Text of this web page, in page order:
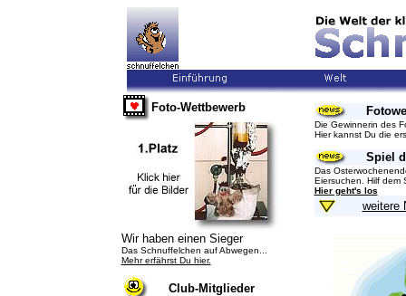
Foto-Wettbewerb
Wir haben einen Sieger
Das Schnuffelchen auf Abwegen...
Mehr erfährst Du hier.
Club-Mitglieder
Die Gewinnerin des
Hier kannst Du die
Spiel
Das
Eiersuchen. Hilf dem
Hier geht's los
weitere